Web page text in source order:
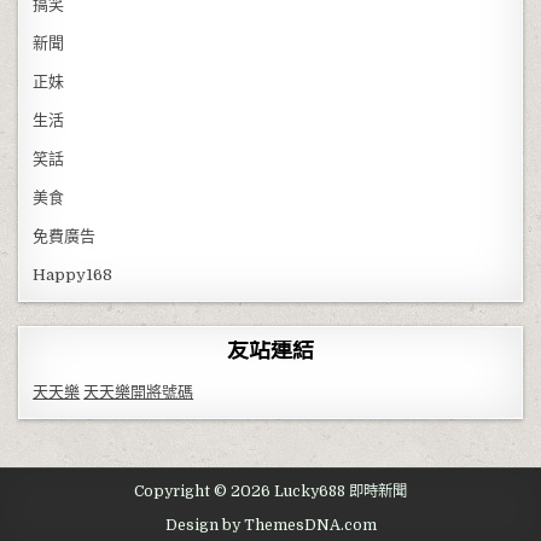
搞笑
新聞
正妹
生活
笑話
美食
免費廣告
Happy168
友站連結
天天樂 天天樂開將號碼
Copyright © 2026 Lucky688 即時新聞
Design by ThemesDNA.com